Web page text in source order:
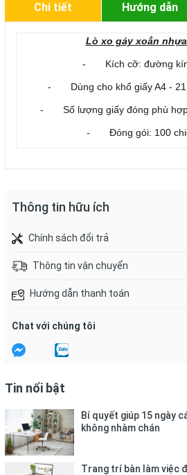
Chi tiết Hướng dẫn
Lò xo gáy xoắn
- Kích cỡ: đường
- Dùng cho khổ giấy A4 - 21
- Số lượng giấy đóng phù hợp:
- Đóng gói: 100
Thông tin hữu ích
Chính sách đổi trả
Thông tin vận chuyển
Hướng dẫn thanh toán
Chat với chúng tôi
Tin nổi bật
Bí quyết giúp 15 ngày
không nhàm chán
Trang trí bàn làm việc